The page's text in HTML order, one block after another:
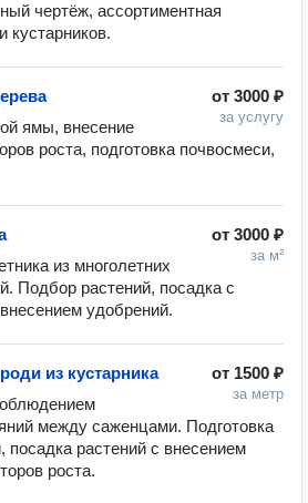
чертёж, ассортиментная
кустарников.
от 3000 ₽
за услугу
ямы, внесение
роста, подготовка почвосмеси,
от 3000 ₽
за м²
из многолетних
Подбор растений, посадка с
удобрений.
от 1500 ₽
за метр
из кустарника
между саженцами. Подготовка
посадка растений с внесением
роста.